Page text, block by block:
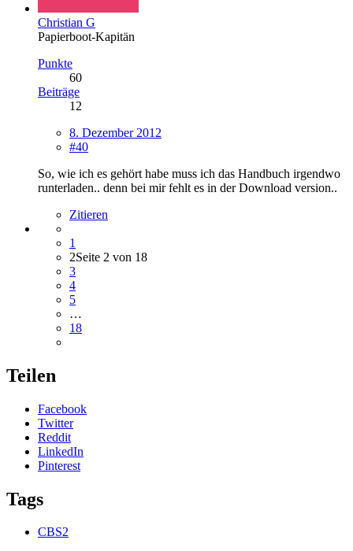
Christian G
Papierboot-Kapitän
Punkte
60
Beiträge
12
8. Dezember 2012
#40
So, wie ich es gehört habe muss ich das Handbuch irgendwo
runterladen.. denn bei mir fehlt es in der Download version..
Zitieren
1
2Seite 2 von 18
3
4
5
…
18
Teilen
Facebook
Twitter
Reddit
LinkedIn
Pinterest
Tags
CBS2